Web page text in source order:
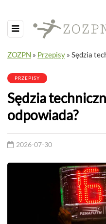
ZOZPN » Przepisy » Sędzia
PRZEPISY
Sędzia
odpowiada?
2026-07-30